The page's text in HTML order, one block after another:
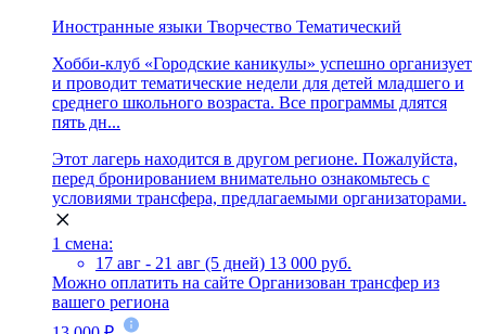
Иностранные языки Творчество Тематический
Хобби-клуб «Городские каникулы» успешно организует
и проводит тематические недели для детей младшего и
среднего школьного возраста. Все программы длятся
пять дн...
Этот лагерь находится в другом регионе. Пожалуйста,
перед бронированием внимательно ознакомьтесь с
условиями трансфера, предлагаемыми организаторами.
1 смена:
17 авг - 21 авг (5 дней) 13 000 руб.
Можно оплатить на сайте Организован трансфер из
вашего региона